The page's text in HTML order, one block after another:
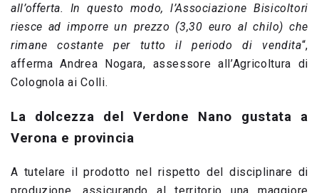
all’offerta. In questo modo, l’Associazione Bisicoltori
riesce ad imporre un prezzo (3,30 euro al chilo) che
rimane costante per tutto il periodo di vendita“,
afferma Andrea Nogara, assessore all’Agricoltura di
Colognola ai Colli.
La dolcezza del Verdone Nano gustata a
Verona e provincia
A tutelare il prodotto nel rispetto del disciplinare di